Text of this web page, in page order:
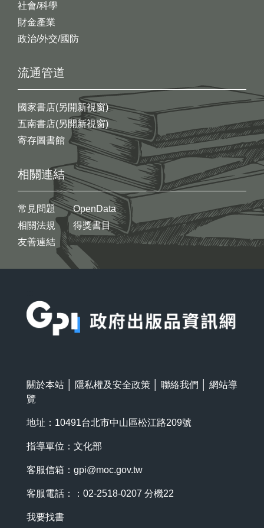
社會/科學
財金產業
政治/外交/國防
流通管道
國家書店(另開新視窗)
五南書店(另開新視窗)
寄存圖書館
相關連結
常見問題
相關法規
友善連結
OpenData
得獎書目
關於本站 隱私權及安全政策 聯絡我們
網站導
覽
地址：10491台北市中山區松江路209號
指導單位：文化部
客服信箱： gpi@moc.gov.tw
客服電話：：02-2518-0207 分機22
我要找書